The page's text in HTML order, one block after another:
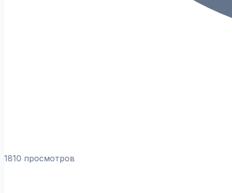
1810 просмотров